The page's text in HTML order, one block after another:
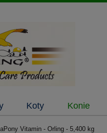
Koty Konie
Vitamin - Orling - 5,400 kg